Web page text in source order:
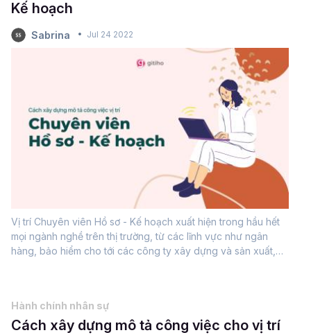
Kế hoạch
Sabrina Jul 24 2022
Vị trí Chuyên viên Hồ sơ - Kế hoạch xuất hiện trong hầu hết
mọi ngành nghề trên thị trường, từ các lĩnh vực như ngân
hàng, bảo hiểm cho tới các công ty xây dựng và sản xuất,
Hành chính nhân sự
Cách xây dựng mô tả công việc cho vị trí